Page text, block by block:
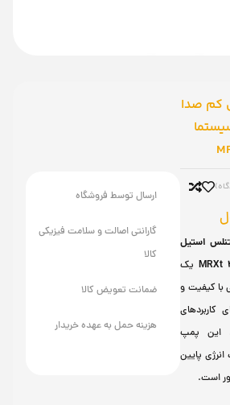
کم صدا
استیل
یک
با کیفیت و
کاربردهای
این پمپ
انرژی پایین
است.
ارسال توسط فروشگاه
گارانتی اصالت و سلامت فیزیکی
کالا
ضمانت تعویض کالا
هزینه حمل به عهده خریدار